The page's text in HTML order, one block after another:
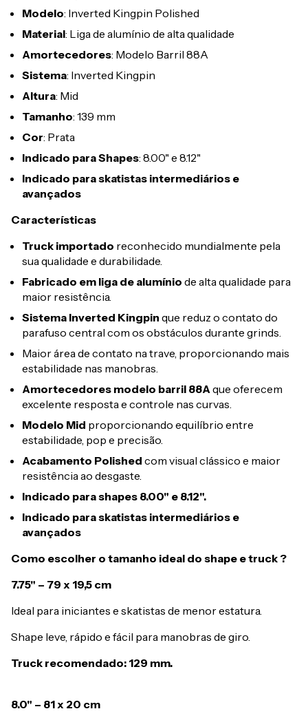
Modelo: Inverted Kingpin Polished
Material: Liga de alumínio de alta qualidade
Amortecedores: Modelo Barril 88A
Sistema: Inverted Kingpin
Altura: Mid
Tamanho: 139 mm
Cor: Prata
Indicado para Shapes: 8.00" e 8.12"
Indicado para skatistas intermediários e
avançados
Características
Truck importado reconhecido mundialmente pela
sua qualidade e durabilidade.
Fabricado em liga de alumínio de alta qualidade para
maior resistência.
Sistema Inverted Kingpin que reduz o contato do
parafuso central com os obstáculos durante grinds.
Maior área de contato na trave, proporcionando mais
estabilidade nas manobras.
Amortecedores modelo barril 88Aque oferecem
excelente resposta e controle nas curvas.
Modelo Mid proporcionando equilíbrio entre
estabilidade, pop e precisão.
Acabamento Polished com visual clássico e maior
resistência ao desgaste.
Indicado para shapes 8.00" e 8.12".
Indicado para skatistas intermediários e
avançados
Como escolher o tamanho ideal do shape e truck ?
7.75" – 79 x 19,5 cm
Ideal para iniciantes e skatistas de menor estatura.
Shape leve, rápido e fácil para manobras de giro.
Truck recomendado: 129 mm.
8.0" – 81 x 20 cm